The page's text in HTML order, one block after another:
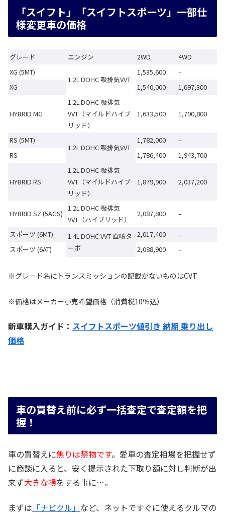
「スイフト」「スイフトスポーツ」一部仕
様変更車の価格
グレード エンジン 2WD
4WD
XG (5MT)
1.2L DOHC 吸排気VVT
1,535,600
–
XG
1,540,000 1,697,300
HYBRID MG
1.2L DOHC 吸排気
VVT（マイルドハイブ
リッド）
1,633,500 1,790,800
RS (5MT)
1.2L DOHC 吸排気VVT
1,782,000
–
RS
1,786,400 1,943,700
HYBRID RS
1.2L DOHC 吸排気
VVT（マイルドハイブ
リッド）
1,879,900 2,037,200
HYBRID SZ (5AGS)
1.2L DOHC 吸排気
VVT（ハイブリッド）
2,087,800 –
スポーツ (6MT)
1.4L DOHC VVT 直噴タ
ーボ
2,017,400
–
スポーツ (6AT)
2,088,900 –
※グレード名にトランスミッションの記載がないものはCVT
※価格はメーカー小売希望価格（消費税10％込）
新車購入ガイド： スイフトスポーツ値引き 納期 乗り出し
価格
車の買替え前に必ず一括査定で査定額を把
握！
車の買替えに焦りは禁物です。愛車の査定相場を把握せず
に商談に入ると、安く提示された下取り額に対し判断が出
来ず大きな損をする事に…。
まずは 「ナビクル」 など、ネットですぐに使えるクルマの